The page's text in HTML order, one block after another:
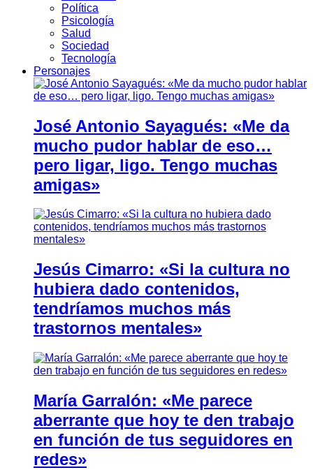
Política
Psicología
Salud
Sociedad
Tecnología
Personajes
José Antonio Sayagués: «Me da
mucho pudor hablar de eso…
pero ligar, ligo. Tengo muchas
amigas»
Jesús Cimarro: «Si la cultura no
hubiera dado contenidos,
tendríamos muchos más
trastornos mentales»
María Garralón: «Me parece
aberrante que hoy te den trabajo
en función de tus seguidores en
redes»